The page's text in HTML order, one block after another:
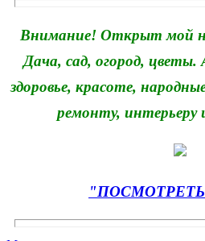
Внимание! Открыт мой
Дача, сад, огород,
здоровье, красоте,
ремонту, интерьеру